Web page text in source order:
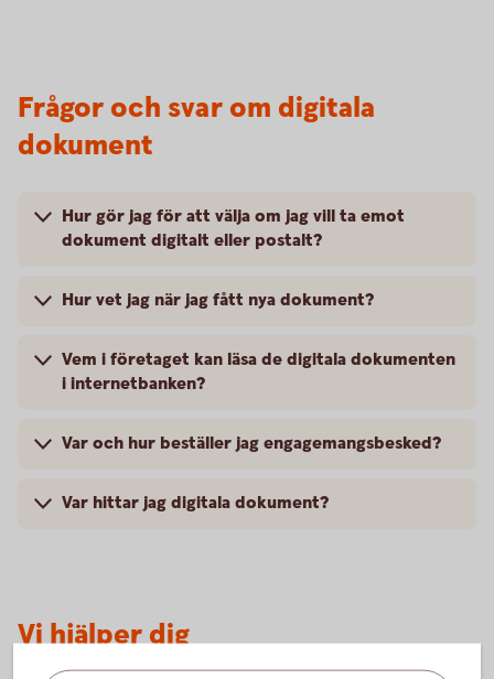
Frågor och svar om digitala
dokument
Hur gör jag för att välja om jag vill ta emot
dokument digitalt eller postalt?
Hur vet jag när jag fått nya dokument?
Vem i företaget kan läsa de digitala dokumenten
i internetbanken?
Var och hur beställer jag engagemangsbesked?
Var hittar jag digitala dokument?
Vi hjälper dig